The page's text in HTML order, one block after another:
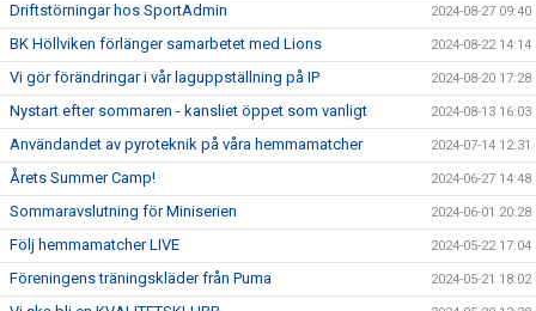
Driftstörningar hos SportAdmin 2024-08-27 09:40
BK Höllviken förlänger samarbetet med Lions 2024-08-22 14:14
Vi gör förändringar i vår laguppställning på IP 2024-08-20 17:28
Nystart efter sommaren - kansliet öppet som vanligt 2024-08-13 16:03
Användandet av pyroteknik på våra hemmamatcher 2024-07-14 12:31
Årets Summer Camp! 2024-06-27 14:48
Sommaravslutning för Miniserien 2024-06-01 20:28
Följ hemmamatcher LIVE 2024-05-22 17:04
Föreningens träningskläder från Puma 2024-05-21 18:02